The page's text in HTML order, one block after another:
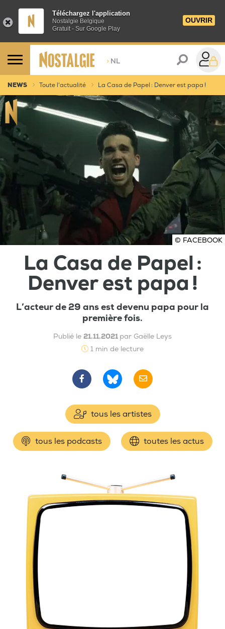
Téléchargez l'application
Nostalgie Belgique
Gratuit - Sur Google Play
OUVRIR
> NL
NEWS Toute l'actualité La Casa de Papel : Denver est papa !
© FACEBOOK
La Casa de Papel :
Denver est papa !
L’acteur de 29 ans est devenu papa pour la
première fois.
Publié le 21.11.2021 par Gaëlle Leys
1 min de lecture
tous les artistes
tous les podcasts toutes les actus